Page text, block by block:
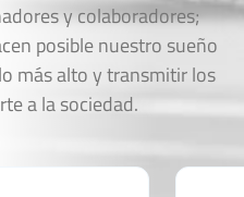
y colaboradores;
posible nuestro sueño
más alto y transmitir los
a la sociedad.